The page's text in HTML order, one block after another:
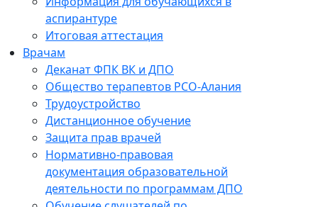
аспирантуре
Итоговая аттестация
Врачам
Деканат ФПК ВК и ДПО
Общество терапевтов РСО-Алания
Трудоустройство
Дистанционное обучение
Защита прав врачей
Нормативно-правовая
документация образовательной
деятельности по программам ДПО